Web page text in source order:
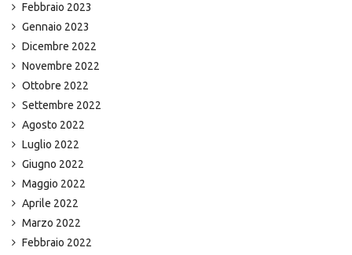
Febbraio 2023
Gennaio 2023
Dicembre 2022
Novembre 2022
Ottobre 2022
Settembre 2022
Agosto 2022
Luglio 2022
Giugno 2022
Maggio 2022
Aprile 2022
Marzo 2022
Febbraio 2022